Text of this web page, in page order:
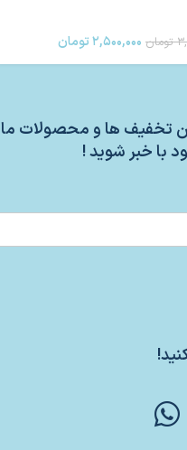
تخفیف ها و محصولات ما
با خبر شوید !